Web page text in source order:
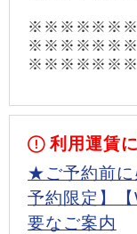
利用運賃
★ご予約前に
予約限定】
要なご案内